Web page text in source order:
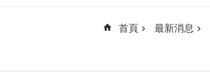
首頁 最新消息